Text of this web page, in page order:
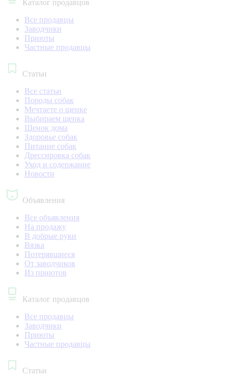
Каталог продавцов
Все продавцы
Заводчики
Приюты
Частные продавцы
Статьи
Все статьи
Породы собак
Мечтаете о щенке
Выбираем щенка
Щенок дома
Здоровье собак
Питание собак
Дрессировка собак
Уход и содержание
Новости
Объявления
Все объявления
На продажу
В добрые руки
Вязка
Потерявшиеся
От заводчиков
Из приютов
Каталог продавцов
Все продавцы
Заводчики
Приюты
Частные продавцы
Статьи